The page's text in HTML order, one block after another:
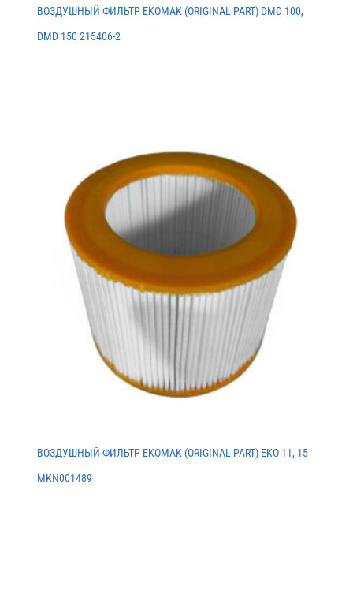
ВОЗДУШНЫЙ ФИЛЬТР EKOMAK (ORIGINAL PART) DMD 100,
DMD 150 215406-2
ВОЗДУШНЫЙ ФИЛЬТР EKOMAK (ORIGINAL PART) EKO 11, 15
MKN001489